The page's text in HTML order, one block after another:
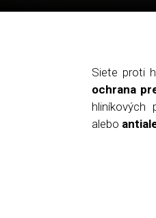
Siete proti
ochrana
alebo